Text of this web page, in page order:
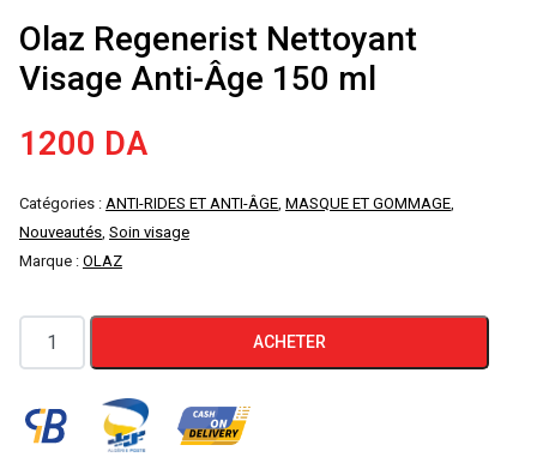
Olaz Regenerist Nettoyant
Visage Anti-Âge 150 ml
1200 DA
Catégories : ANTI-RIDES ET ANTI-ÂGE, MASQUE ET GOMMAGE,
Nouveautés, Soin visage
Marque : OLAZ
quantité
de
Regenerist
ACHETER